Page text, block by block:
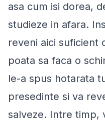
asa cum isi dorea,
studieze in afara.
reveni aici suficient
poata sa faca o
le-a spus hotarata
presedinte si va
salveze. Intre timp,